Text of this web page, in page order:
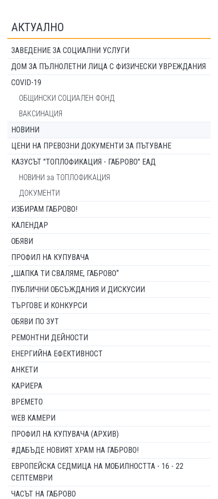
АКТУАЛНО
ЗАВЕДЕНИЕ ЗА СОЦИАЛНИ УСЛУГИ
ДОМ ЗА ПЪЛНОЛЕТНИ ЛИЦА С ФИЗИЧЕСКИ УВРЕЖДАНИЯ
COVID-19
ОБЩИНСКИ СОЦИАЛЕН ФОНД
ВАКСИНАЦИЯ
НОВИНИ
ЦЕНИ НА ПРЕВОЗНИ ДОКУМЕНТИ ЗА ПЪТУВАНЕ
КАЗУСЪТ "ТОПЛОФИКАЦИЯ - ГАБРОВО" ЕАД
НОВИНИ за ТОПЛОФИКАЦИЯ
ДОКУМЕНТИ
ИЗБИРАМ ГАБРОВО!
КАЛЕНДАР
ОБЯВИ
ПРОФИЛ НА КУПУВАЧА
„ШАПКА ТИ СВАЛЯМЕ, ГАБРОВО“
ПУБЛИЧНИ ОБСЪЖДАНИЯ И ДИСКУСИИ
ТЪРГОВЕ И КОНКУРСИ
ОБЯВИ ПО ЗУТ
РЕМОНТНИ ДЕЙНОСТИ
ЕНЕРГИЙНА ЕФЕКТИВНОСТ
АНКЕТИ
КАРИЕРА
ВРЕМЕТО
WEB КАМЕРИ
ПРОФИЛ НА КУПУВАЧА (АРХИВ)
#ДАБЪДЕ НОВИЯТ ХРАМ НА ГАБРОВО!
ЕВРОПЕЙСКА СЕДМИЦА НА МОБИЛНОСТТА - 16 - 22
СЕПТЕМВРИ
ЧАСЪТ НА ГАБРОВО